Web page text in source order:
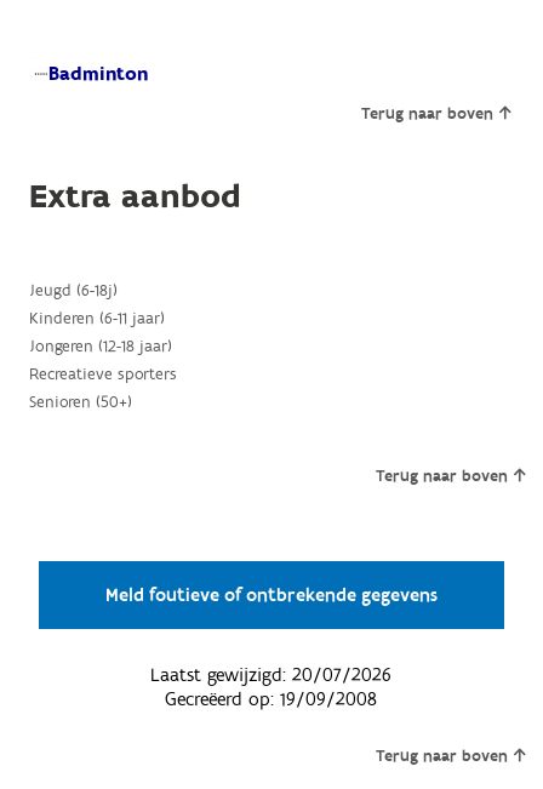
Badminton
Terug naar boven
Extra aanbod
Jeugd (6-18j)
Kinderen (6-11 jaar)
Jongeren (12-18 jaar)
Recreatieve sporters
Senioren (50+)
Terug naar boven
Meld foutieve of ontbrekende gegevens
Laatst gewijzigd:20/07/2026
Gecreëerd op:19/09/2008
Terug naar boven